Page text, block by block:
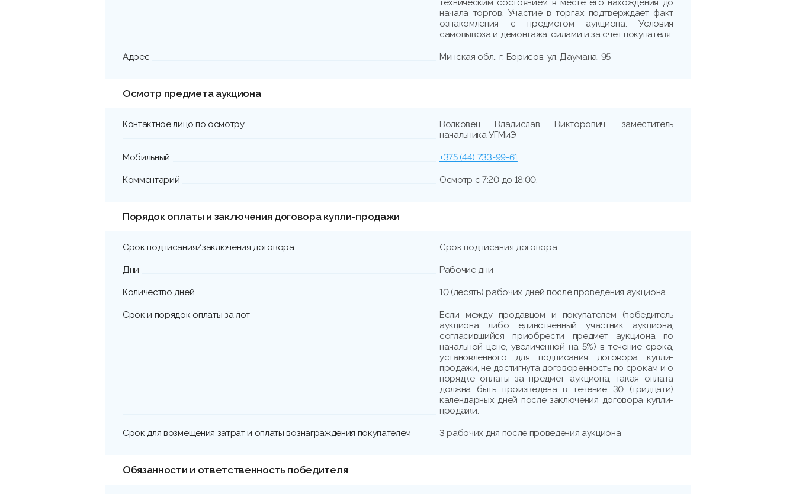
техническим состоянием в месте его нахождения до
начала торгов. Участие в торгах подтверждает факт
ознакомления с предметом аукциона. Условия
самовывоза и демонтажа: силами и за счет покупателя.
Адрес Минская обл., г. Борисов, ул. Даумана, 95
Осмотр предмета аукциона
Контактное лицо по осмотру
Волковец Владислав Викторович, заместитель
начальника УГМиЭ
Мобильный +375 (44) 733-99-61
Комментарий Осмотр с 7:20 до 18:00.
Порядок оплаты и заключения договора купли-продажи
Срок подписания/заключения договора Срок подписания договора
Дни Рабочие дни
Количество дней 10 (десять) рабочих дней после проведения аукциона
Срок и порядок оплаты за лот
Если между продавцом и покупателем (победитель
аукциона либо единственный участник аукциона,
согласившийся приобрести предмет аукциона по
начальной цене, увеличенной на 5%) в течение срока,
установленного для подписания договора купли-
продажи, не достигнута договоренность по срокам и о
порядке оплаты за предмет аукциона, такая оплата
должна быть произведена в течение 30 (тридцати)
календарных дней после заключения договора купли-
продажи.
Срок для возмещения затрат и оплаты вознаграждения покупателем 3 рабочих дня после проведения аукциона
Обязанности и ответственность победителя